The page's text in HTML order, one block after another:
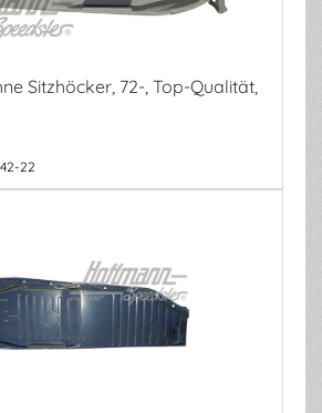
Sitzhöcker, 72-, Top-Qualität,
22